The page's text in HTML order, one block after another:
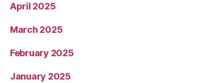
April 2025
March 2025
February 2025
January 2025